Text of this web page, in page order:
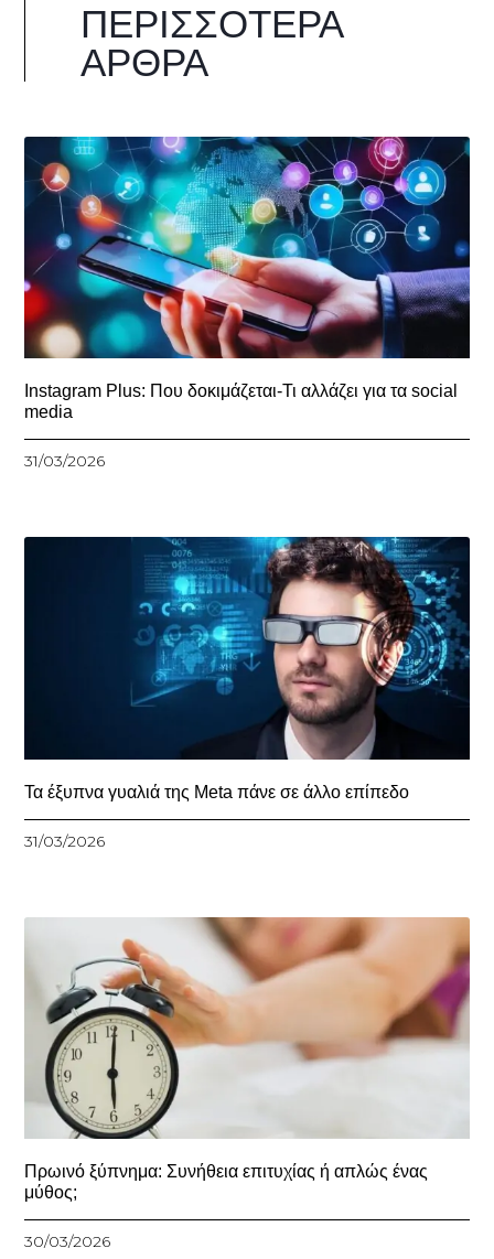
ΠΕΡΙΣΣΌΤΕΡΑ
ΆΡΘΡΑ
Instagram Plus: Που δοκιμάζεται-Τι αλλάζει για τα social
media
31/03/2026
Τα έξυπνα γυαλιά της Meta πάνε σε άλλο επίπεδο
31/03/2026
Πρωινό ξύπνημα: Συνήθεια επιτυχίας ή απλώς ένας
μύθος;
30/03/2026